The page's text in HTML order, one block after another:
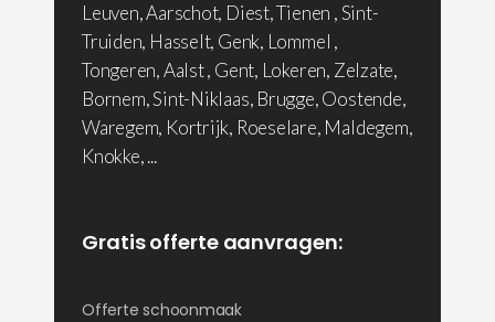
Leuven, Aarschot, Diest, Tienen , Sint-
Truiden, Hasselt, Genk, Lommel ,
Tongeren, Aalst , Gent, Lokeren, Zelzate,
Bornem, Sint-Niklaas, Brugge, Oostende,
Waregem, Kortrijk, Roeselare, Maldegem,
Knokke, ...
Gratis offerte aanvragen:
Offerte schoonmaak